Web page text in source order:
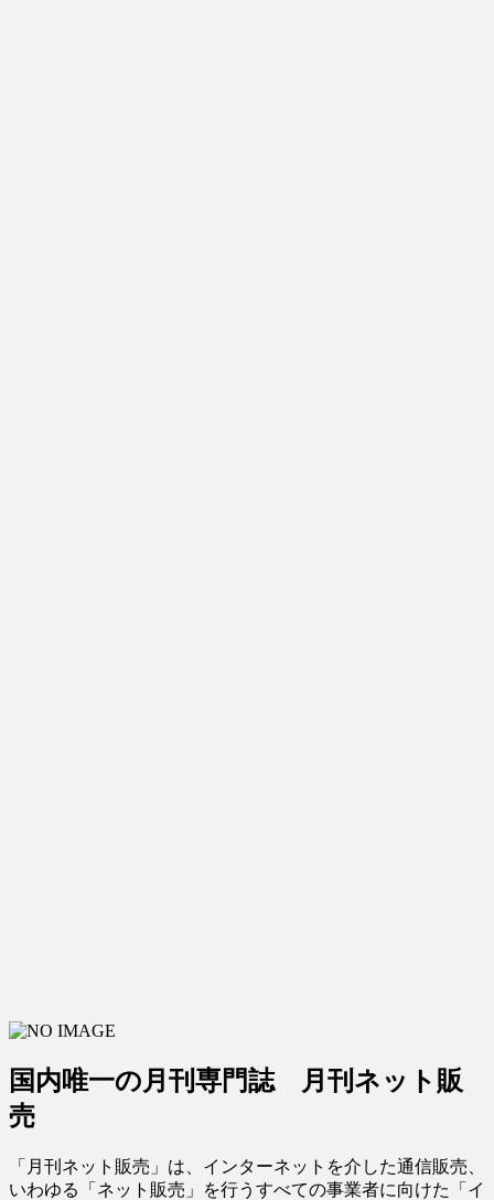
国内唯一の月刊専門誌 月刊ネット販
売
「月刊ネット販売」は、インターネットを介した通信販売、
いわゆる「ネット販売」を行うすべての事業者に向けた「イ